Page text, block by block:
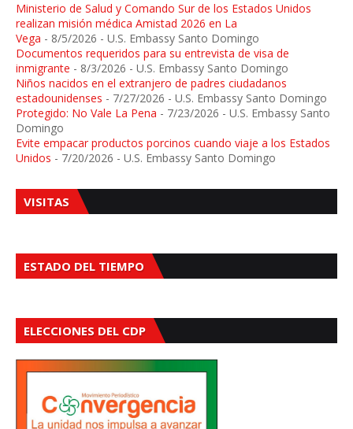
Ministerio de Salud y Comando Sur de los Estados Unidos
realizan misión médica Amistad 2026 en La
Vega - 8/5/2026 - U.S. Embassy Santo Domingo
Documentos requeridos para su entrevista de visa de
inmigrante - 8/3/2026 - U.S. Embassy Santo Domingo
Niños nacidos en el extranjero de padres ciudadanos
estadounidenses - 7/27/2026 - U.S. Embassy Santo Domingo
Protegido: No Vale La Pena - 7/23/2026 - U.S. Embassy Santo
Domingo
Evite empacar productos porcinos cuando viaje a los Estados
Unidos - 7/20/2026 - U.S. Embassy Santo Domingo
VISITAS
ESTADO DEL TIEMPO
ELECCIONES DEL CDP